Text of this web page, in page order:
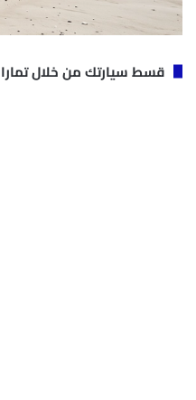
قسط سيارتك من خلال تمارا